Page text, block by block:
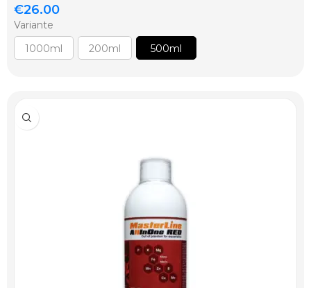
€26.00
Variante
1000ml
200ml 500ml